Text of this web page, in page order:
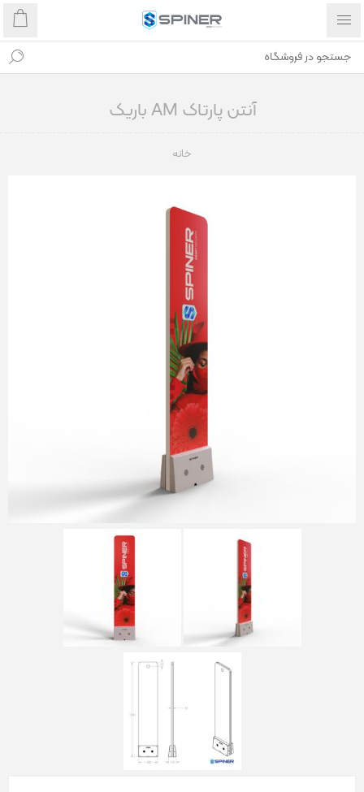
آنتن پارتاک AM باریک
خانه